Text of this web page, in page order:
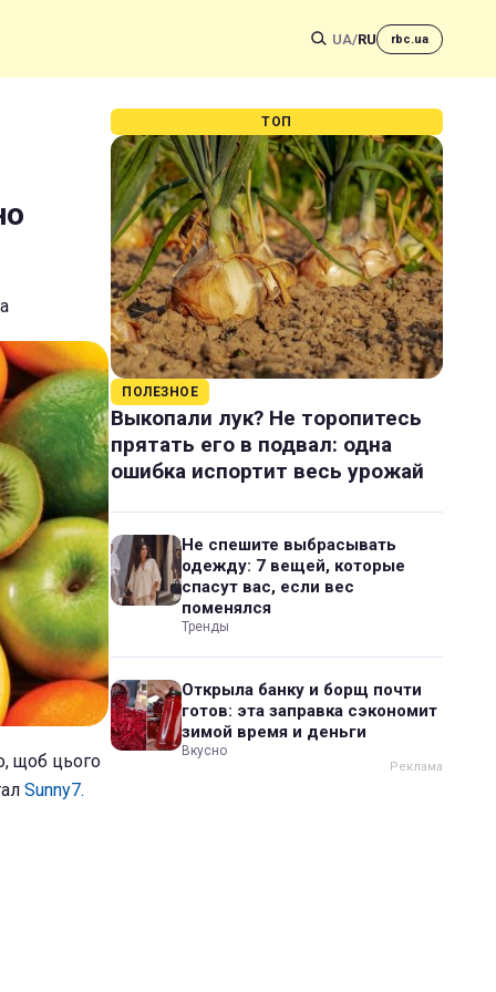
UA/RU rbc.ua
щоб цього
Sunny7.
ТОП
ПОЛЕЗНОЕ
Выкопали лук? Не торопитесь
прятать его в подвал: одна
ошибка испортит весь урожай
Не спешите выбрасывать
одежду: 7 вещей, которые
спасут вас, если вес
поменялся
Тренды
Открыла банку и борщ почти
готов: эта заправка сэкономит
зимой время и деньги
Вкусно